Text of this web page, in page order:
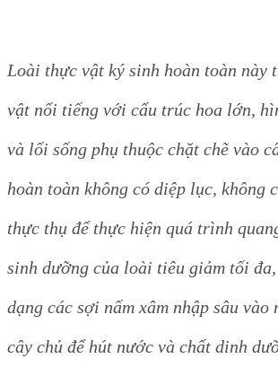
Loài thực vật ký sinh hoàn toàn này
vật nổi tiếng với cấu trúc hoa lớn,
và lối sống phụ thuộc chặt chẽ vào
hoàn toàn không có diệp lục, không
thực thụ để thực hiện quá trình
sinh dưỡng của loài tiêu giảm tối
dạng các sợi nấm xâm nhập sâu vào
cây chủ để hút nước và chất dinh